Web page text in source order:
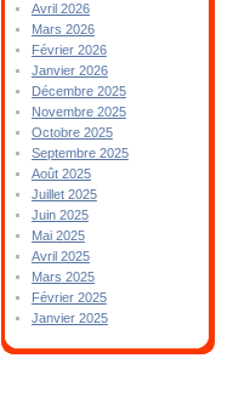
Avril 2026
Mars 2026
Février 2026
Janvier 2026
Décembre 2025
Novembre 2025
Octobre 2025
Septembre 2025
Août 2025
Juillet 2025
Juin 2025
Mai 2025
Avril 2025
Mars 2025
Février 2025
Janvier 2025